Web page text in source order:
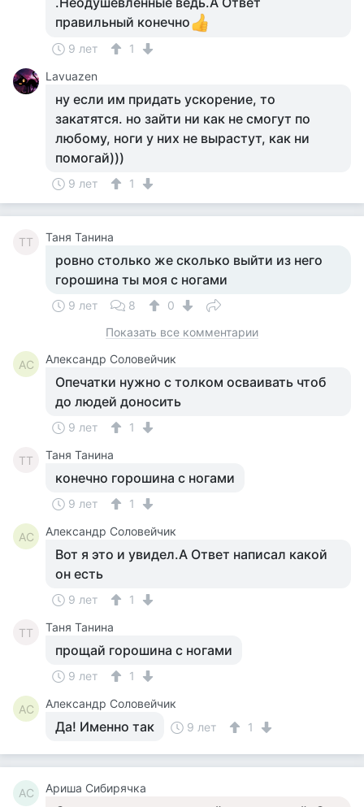
правильный конечно
9 лет
1
Lavuazen
ну если им придать ускорение, то
закатятся. но зайти ни как не смогут по
любому, ноги у них не вырастут, как ни
помогай)))
9 лет 1
ТТ Таня Танина
ровно столько же сколько выйти из него
горошина ты моя с ногами
9 лет 8
0
Показать все комментарии
АС Александр Соловейчик
Опечатки нужно с толком осваивать чтоб
до людей доносить
9 лет 1
ТТ Таня Танина
конечно горошина с ногами
9 лет 1
АС Александр Соловейчик
Вот я это и увидел.А Ответ написал какой
он есть
9 лет 1
ТТ Таня Танина
прощай горошина с ногами
9 лет 1
АС Александр Соловейчик
Да! Именно так 9 лет 1
АС Ариша Сибирячка